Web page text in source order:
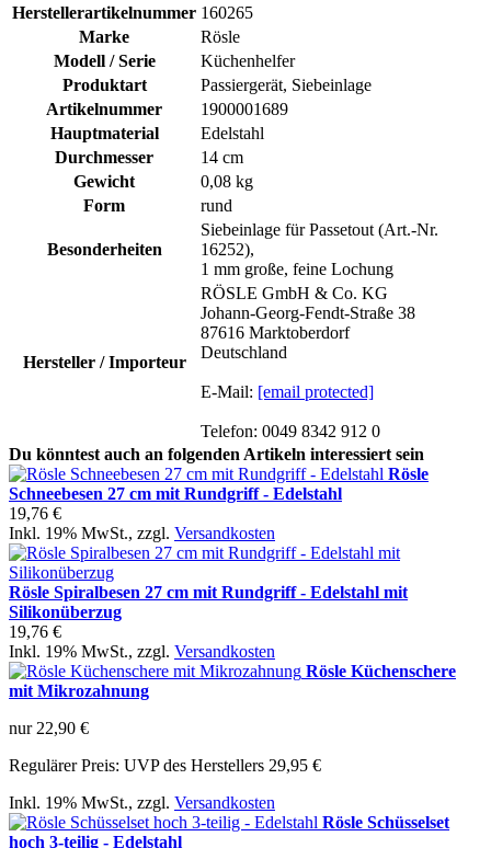
Herstellerartikelnummer 160265
Marke
Rösle
Modell / Serie
Küchenhelfer
Produktart
Passiergerät, Siebeinlage
Artikelnummer
1900001689
Hauptmaterial
Edelstahl
Durchmesser
14 cm
Gewicht
0,08 kg
Form
rund
Besonderheiten
Siebeinlage für Passetout (Art.-Nr.
16252),
1 mm große, feine Lochung
Hersteller / Importeur
RÖSLE GmbH & Co. KG
Johann-Georg-Fendt-Straße 38
87616 Marktoberdorf
Deutschland
E-Mail: [email protected]
Telefon: 0049 8342 912 0
Du könntest auch an folgenden Artikeln interessiert sein
Rösle
Schneebesen 27 cm mit Rundgriff - Edelstahl
19,76 €
Inkl. 19% MwSt., zzgl. Versandkosten
Rösle Spiralbesen 27 cm mit Rundgriff - Edelstahl mit
Silikonüberzug
19,76 €
Inkl. 19% MwSt., zzgl. Versandkosten
Rösle Küchenschere
mit Mikrozahnung
nur 22,90 €
Regulärer Preis: UVP des Herstellers 29,95 €
Inkl. 19% MwSt., zzgl. Versandkosten
Rösle Schüsselset
hoch 3-teilig - Edelstahl